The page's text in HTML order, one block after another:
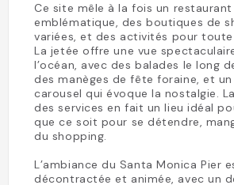
Ce site mêle à la fois un restaurant
emblématique, des boutiques de
variées, et des activités pour
La jetée offre une vue
l’océan, avec des balades le long
des manèges de fête foraine, et un
carousel qui évoque la nostalgie.
des services en fait un lieu idéal
que ce soit pour se détendre,
du shopping.
L’ambiance du Santa Monica Pier
décontractée et animée, avec un